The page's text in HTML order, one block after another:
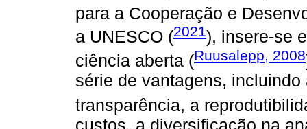
para a Cooperação e
a UNESCO (2021), insere-se
ciência aberta (Ruusalepp, 2008
série de vantagens,
transparência, a
custos, a diversificação na